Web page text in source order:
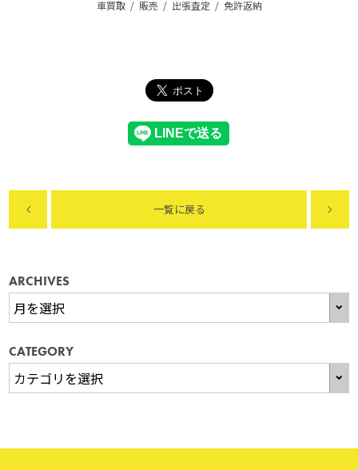
車買取
販売 出張査定 免許返納
一覧に戻る
ARCHIVES
CATEGORY